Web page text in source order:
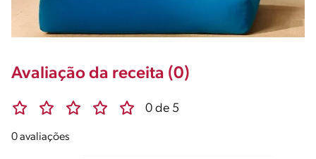
Avaliação da receita (0)
0 de 5
0 avaliações